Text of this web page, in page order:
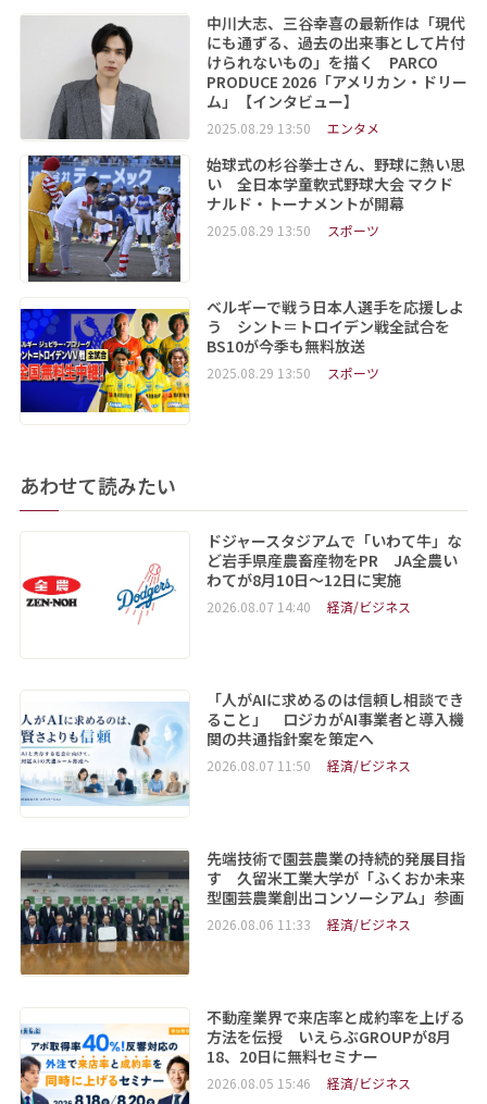
中川大志、三谷幸喜の最新作は「現代
にも通ずる、過去の出来事として片付
けられないもの」を描く PARCO
PRODUCE 2026「アメリカン・ドリー
ム」【インタビュー】
2025.08.29 13:50 エンタメ
始球式の杉谷拳士さん、野球に熱い思
い 全日本学童軟式野球大会 マクド
ナルド・トーナメントが開幕
2025.08.29 13:50 スポーツ
ベルギーで戦う日本人選手を応援しよ
う シント＝トロイデン戦全試合を
BS10が今季も無料放送
2025.08.29 13:50 スポーツ
あわせて読みたい
ドジャースタジアムで「いわて牛」な
ど岩手県産農畜産物をPR JA全農い
わてが8月10日～12日に実施
2026.08.07 14:40 経済/ビジネス
「人がAIに求めるのは信頼し相談でき
ること」 ロジカがAI事業者と導入機
関の共通指針案を策定へ
2026.08.07 11:50 経済/ビジネス
先端技術で園芸農業の持続的発展目指
す 久留米工業大学が「ふくおか未来
型園芸農業創出コンソーシアム」参画
2026.08.06 11:33 経済/ビジネス
不動産業界で来店率と成約率を上げる
方法を伝授 いえらぶGROUPが8月
18、20日に無料セミナー
2026.08.05 15:46 経済/ビジネス